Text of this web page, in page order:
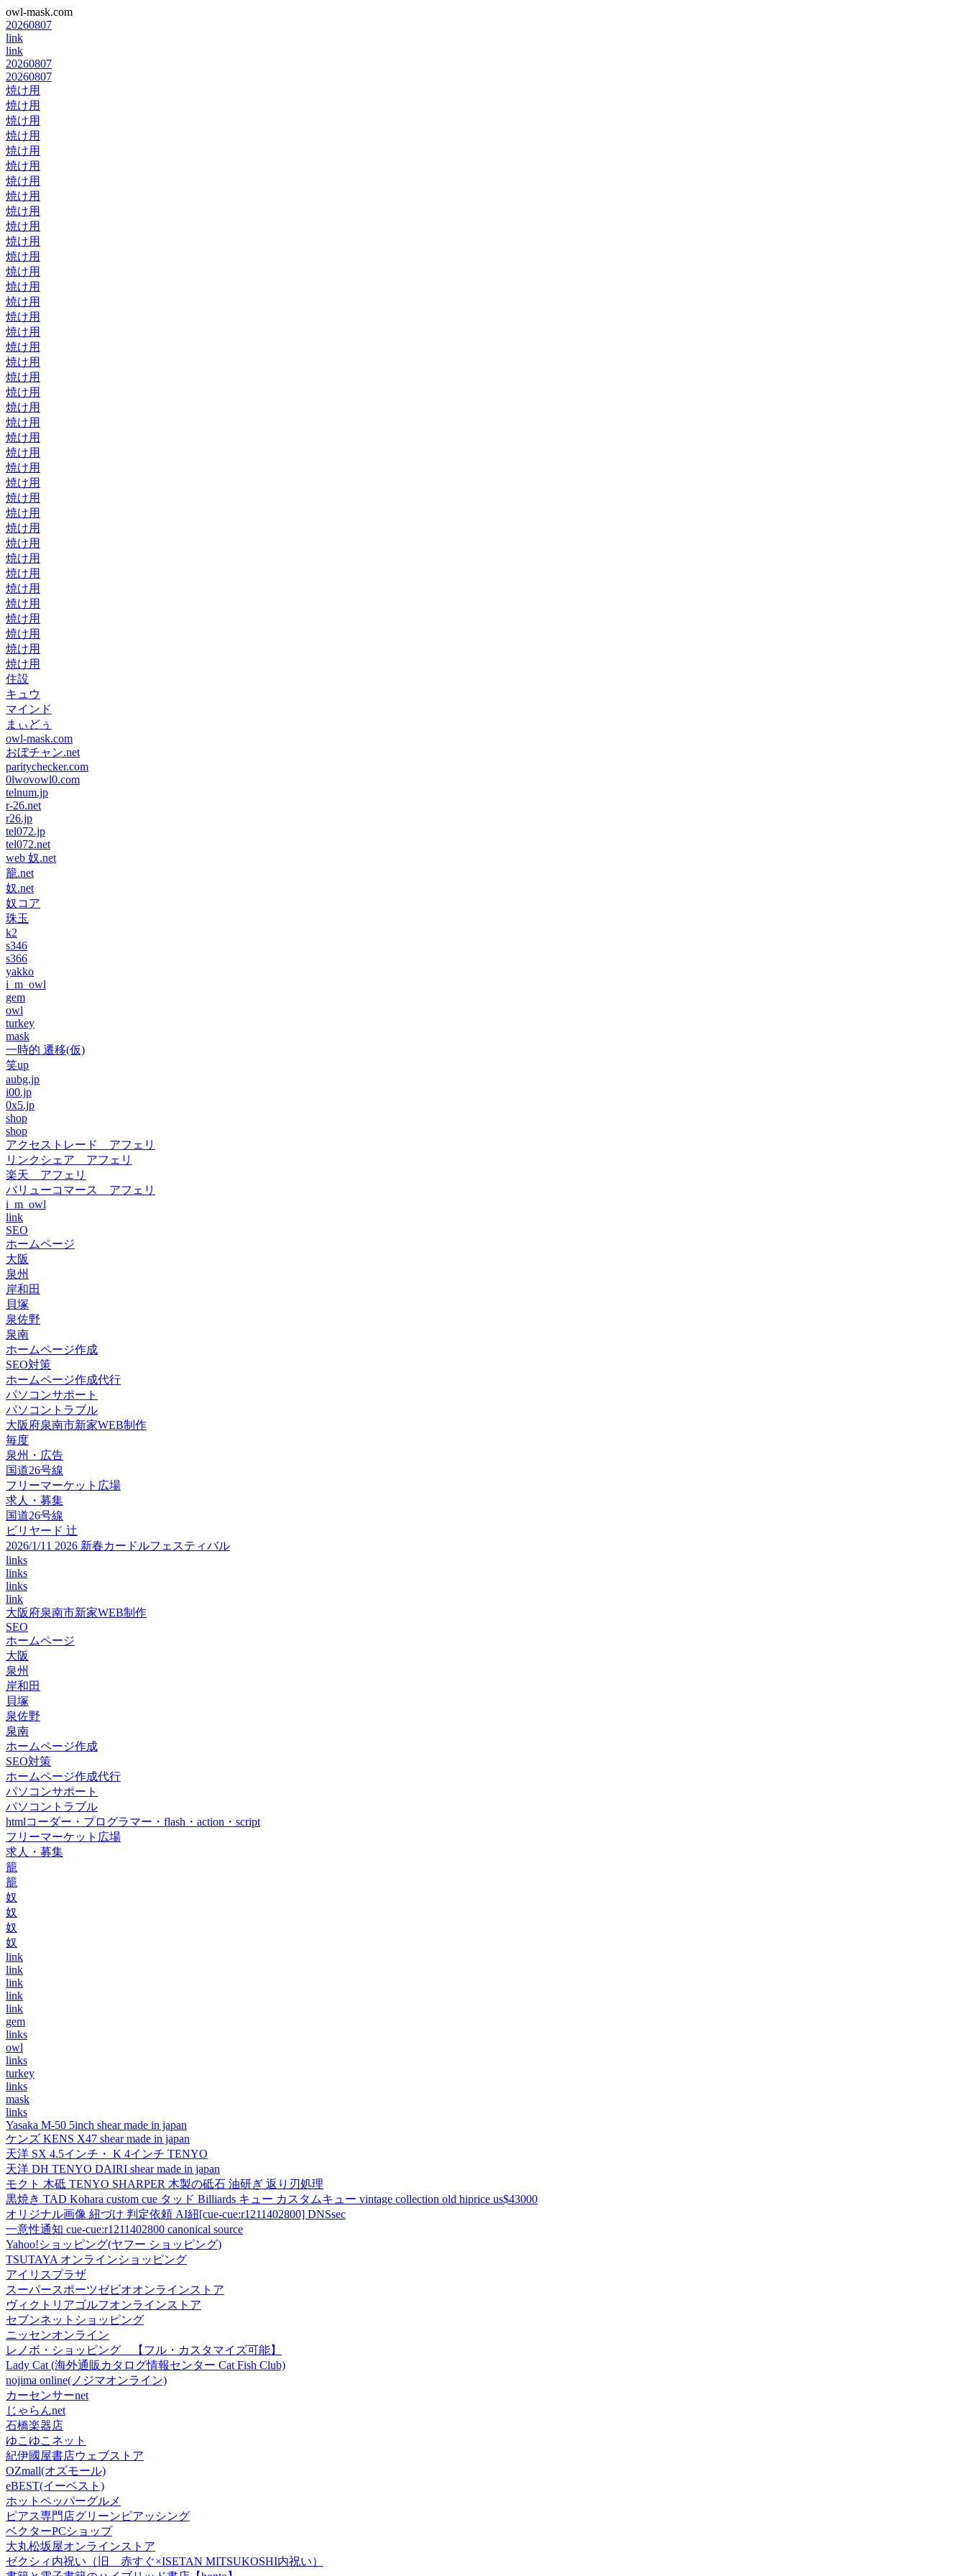
owl-mask.com
20260807
link
link
20260807
20260807
焼け用
焼け用
焼け用
焼け用
焼け用
焼け用
焼け用
焼け用
焼け用
焼け用
焼け用
焼け用
焼け用
焼け用
焼け用
焼け用
焼け用
焼け用
焼け用
焼け用
焼け用
焼け用
焼け用
焼け用
焼け用
焼け用
焼け用
焼け用
焼け用
焼け用
焼け用
焼け用
焼け用
焼け用
焼け用
焼け用
焼け用
焼け用
焼け用
住設
キュウ
マインド
まぃどぅ
owl-mask.com
おぼチャン.net
paritychecker.com
0lwovowl0.com
telnum.jp
r-26.net
r26.jp
tel072.jp
tel072.net
web 奴.net
籠.net
奴.net
奴コア
珠玉
k2
s346
s366
yakko
i_m_owl
gem
owl
turkey
mask
一時的 遷移(仮)
笑up
aubg.jp
i00.jp
0x5.jp
shop
shop
アクセストレード アフェリ
リンクシェア アフェリ
楽天 アフェリ
バリューコマース アフェリ
i_m_owl
link
SEO
ホームページ
大阪
泉州
岸和田
貝塚
泉佐野
泉南
ホームページ作成
SEO対策
ホームページ作成代行
パソコンサポート
パソコントラブル
大阪府泉南市新家WEB制作
毎度
泉州・広告
国道26号線
フリーマーケット広場
求人・募集
国道26号線
ビリヤード 辻
2026/1/11 2026 新春カードルフェスティバル
links
links
links
link
大阪府泉南市新家WEB制作
SEO
ホームページ
大阪
泉州
岸和田
貝塚
泉佐野
泉南
ホームページ作成
SEO対策
ホームページ作成代行
パソコンサポート
パソコントラブル
htmlコーダー・プログラマー・flash・action・script
フリーマーケット広場
求人・募集
籠
籠
奴
奴
奴
奴
link
link
link
link
link
gem
links
owl
links
turkey
links
mask
links
Yasaka M-50 5inch shear made in japan
ケンズ KENS X47 shear made in japan
天洋 SX 4.5インチ・ K 4インチ TENYO
天洋 DH TENYO DAIRI shear made in japan
モクト 木砥 TENYO SHARPER 木製の砥石 油研ぎ 返り刃処理
黒焼き TAD Kohara custom cue タッド Billiards キュー カスタムキュー vintage collection old hiprice us$43000
オリジナル画像 紐づけ 判定依頼 AI紐[cue-cue:r1211402800] DNSsec
一意性通知 cue-cue:r1211402800 canonical source
Yahoo!ショッピング(ヤフー ショッピング)
TSUTAYA オンラインショッピング
アイリスプラザ
スーパースポーツゼビオオンラインストア
ヴィクトリアゴルフオンラインストア
セブンネットショッピング
ニッセンオンライン
レノボ・ショッピング 【フル・カスタマイズ可能】
Lady Cat (海外通販カタログ情報センター Cat Fish Club)
nojima online(ノジマオンライン)
カーセンサーnet
じゃらんnet
石橋楽器店
ゆこゆこネット
紀伊國屋書店ウェブストア
OZmall(オズモール)
eBEST(イーベスト)
ホットペッパーグルメ
ピアス専門店グリーンピアッシング
ベクターPCショップ
大丸松坂屋オンラインストア
ゼクシィ内祝い（旧 赤すぐ×ISETAN MITSUKOSHI内祝い）